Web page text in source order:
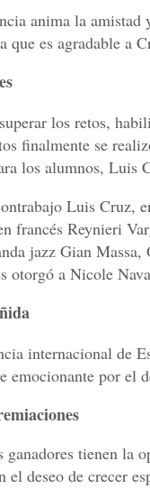
anima la
que es agradable a
los retos,
finalmente se
los alumnos, Luis
Luis Cruz,
francés Reynieri
jazz Gian
otorgó a Nicole
internacional de
emocionante por el
ganadores tienen la
el deseo de crecer